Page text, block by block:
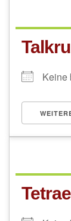
Keine